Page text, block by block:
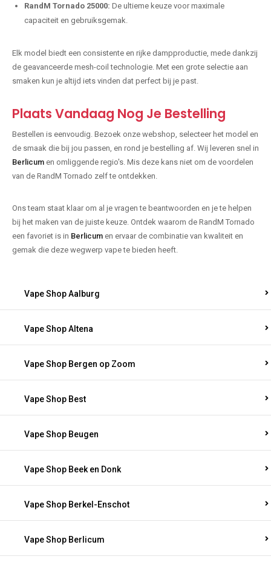
RandM Tornado 25000: De ultieme keuze voor maximale
capaciteit en gebruiksgemak.
Elk model biedt een consistente en rijke dampproductie, mede dankzij
de geavanceerde mesh-coil technologie. Met een grote selectie aan
smaken kun je altijd iets vinden dat perfect bij je past.
Plaats Vandaag Nog Je Bestelling
Bestellen is eenvoudig. Bezoek onze webshop, selecteer het model en
de smaak die bij jou passen, en rond je bestelling af. Wij leveren snel in
Berlicum en omliggende regio's. Mis deze kans niet om de voordelen
van de RandM Tornado zelf te ontdekken.
Ons team staat klaar om al je vragen te beantwoorden en je te helpen
bij het maken van de juiste keuze. Ontdek waarom de RandM Tornado
een favoriet is in Berlicum en ervaar de combinatie van kwaliteit en
gemak die deze wegwerp vape te bieden heeft.
Vape Shop Aalburg
Vape Shop Altena
Vape Shop Bergen op Zoom
Vape Shop Best
Vape Shop Beugen
Vape Shop Beek en Donk
Vape Shop Berkel-Enschot
Vape Shop Berlicum